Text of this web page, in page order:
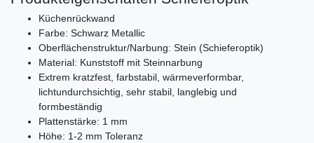
Küchenrückwand
Farbe: Schwarz Metallic
Oberflächenstruktur/Narbung: Stein (Schieferoptik)
Material: Kunststoff mit Steinnarbung
Extrem kratzfest, farbstabil, wärmeverformbar,
lichtundurchsichtig, sehr stabil, langlebig und
formbeständig
Plattenstärke: 1 mm
Höhe: 1-2 mm Toleranz